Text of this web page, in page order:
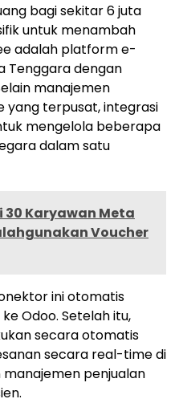
bagi sekitar 6 juta
untuk menambah
adalah platform e-
Tenggara dengan
manajemen
yang terpusat, integrasi
mengelola beberapa
dalam satu
30 Karyawan Meta
Voucher
ini otomatis
Odoo. Setelah itu,
secara otomatis
secara real-time di
penjualan